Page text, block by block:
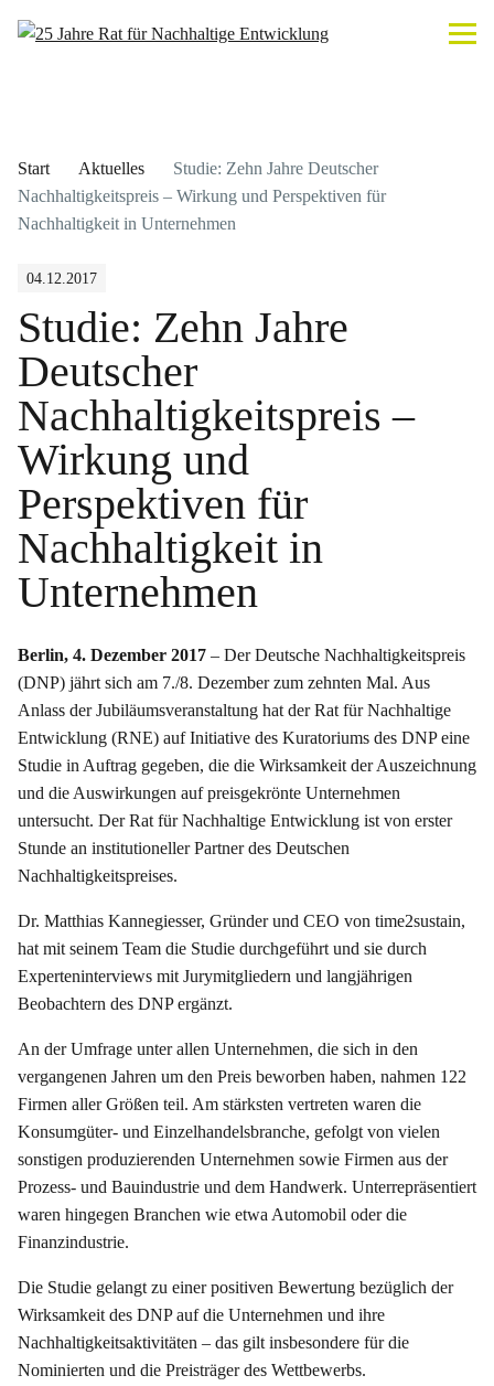
Start Aktuelles
Studie: Zehn Jahre Deutscher
Nachhaltigkeitspreis – Wirkung und Perspektiven für
Nachhaltigkeit in Unternehmen
04.12.2017
Studie: Zehn Jahre
Deutscher
Nachhaltigkeitspreis –
Wirkung und
Perspektiven für
Nachhaltigkeit in
Unternehmen
Berlin, 4. Dezember 2017 – Der Deutsche Nachhaltigkeitspreis
(DNP) jährt sich am 7./8. Dezember zum zehnten Mal. Aus
Anlass der Jubiläumsveranstaltung hat der Rat für Nachhaltige
Entwicklung (RNE) auf Initiative des Kuratoriums des DNP eine
Studie in Auftrag gegeben, die die Wirksamkeit der Auszeichnung
und die Auswirkungen auf preisgekrönte Unternehmen
untersucht. Der Rat für Nachhaltige Entwicklung ist von erster
Stunde an institutioneller Partner des Deutschen
Nachhaltigkeitspreises.
Dr. Matthias Kannegiesser, Gründer und CEO von time2sustain,
hat mit seinem Team die Studie durchgeführt und sie durch
Experteninterviews mit Jurymitgliedern und langjährigen
Beobachtern des DNP ergänzt.
An der Umfrage unter allen Unternehmen, die sich in den
vergangenen Jahren um den Preis beworben haben, nahmen 122
Firmen aller Größen teil. Am stärksten vertreten waren die
Konsumgüter- und Einzelhandelsbranche, gefolgt von vielen
sonstigen produzierenden Unternehmen sowie Firmen aus der
Prozess- und Bauindustrie und dem Handwerk. Unterrepräsentiert
waren hingegen Branchen wie etwa Automobil oder die
Finanzindustrie.
Die Studie gelangt zu einer positiven Bewertung bezüglich der
Wirksamkeit des DNP auf die Unternehmen und ihre
Nachhaltigkeitsaktivitäten – das gilt insbesondere für die
Nominierten und die Preisträger des Wettbewerbs.